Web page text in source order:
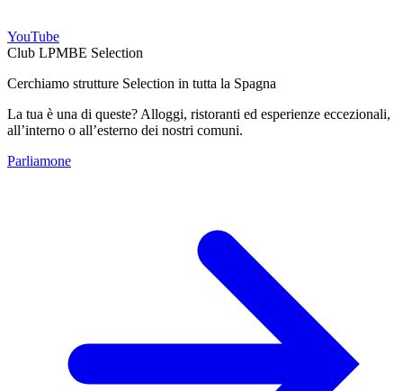
YouTube
Club LPMBE Selection
Cerchiamo strutture Selection in tutta la Spagna
La tua è una di queste? Alloggi, ristoranti ed esperienze eccezionali,
all’interno o all’esterno dei nostri comuni.
Parliamone